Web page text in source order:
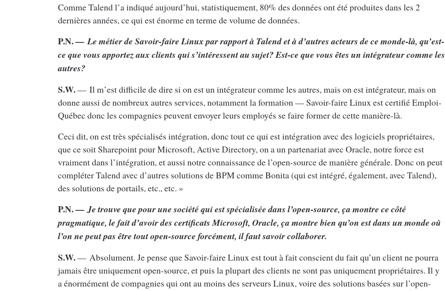
Comme Talend l’a indiqué aujourd’hui, statistiquement, 80% des données ont été produites dans les 2
dernières années, ce qui est énorme en terme de volume de données.
P.N. —Le métier de Savoir-faire Linux par rapport à Talend et à d’autres acteurs de ce monde-là, qu’est-
ce que vous apportez aux clients qui s’intéressent au sujet? Est-ce que vous êtes un intégrateur comme les
autres?
S.W.— Il m’est difficile de dire si on est un intégrateur comme les autres, mais on est intégrateur, mais on
donne aussi de nombreux autres services, notamment la formation — Savoir-faire Linux est certifié Emploi-
Québec donc les compagnies peuvent envoyer leurs employés se faire former de cette manière-là.
Ceci dit, on est très spécialisés intégration, donc tout ce qui est intégration avec des logiciels propriétaires,
que ce soit Sharepoint pour Microsoft, Active Directory, on a un partenariat avec Oracle, notre force est
vraiment dans l’intégration, et aussi notre connaissance de l’open-source de manière générale. Donc on peut
compléter Talend avec d’autres solutions de BPM comme Bonita (qui est intégré, également, avec Talend),
des solutions de portails, etc., etc. »
P.N. —Je trouve que pour une société qui est spécialisée dans l’open-source, ça montre ce côté
pragmatique, le fait d’avoir des certificats Microsoft, Oracle, ça montre bien qu’on est dans un monde où
l’on ne peut pas être tout open-source forcément, il faut savoir collaborer.
S.W.— Absolument. Je pense que Savoir-faire Linux est tout à fait conscient du fait qu’un client ne pourra
jamais être uniquement open-source, et puis la plupart des clients ne sont pas uniquement propriétaires. Il y
a énormément de compagnies qui ont au moins des serveurs Linux, voire des solutions basées sur l’open-